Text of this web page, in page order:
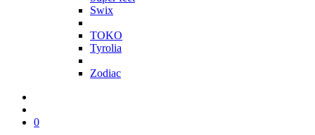
Swix
TOKO
Tyrolia
Zodiac
0